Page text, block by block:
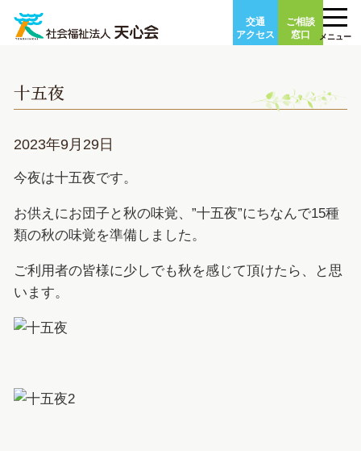
content
交通
アクセス
ご相談
窓口
メニュー
十五夜
2023年9月29日
今夜は十五夜です。
お供えにお団子と秋の味覚、”十五夜”にちなんで15種
類の秋の味覚を準備しました。
ご利用者の皆様に少しでも秋を感じて頂けたら、と思
います。